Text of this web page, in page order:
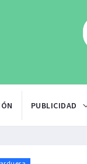
PUBLICIDAD